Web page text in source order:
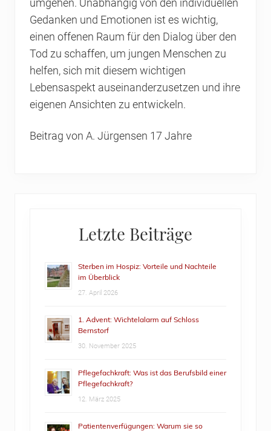
umgehen. Unabhängig von den individuellen
Gedanken und Emotionen ist es wichtig,
einen offenen Raum für den Dialog über den
Tod zu schaffen, um jungen Menschen zu
helfen, sich mit diesem wichtigen
Lebensaspekt auseinanderzusetzen und ihre
eigenen Ansichten zu entwickeln.
Beitrag von A. Jürgensen 17 Jahre
SidebarLetzte Beiträge
Sterben im Hospiz: Vorteile und Nachteile
im Überblick
27. April 2026
1. Advent: Wichtelalarm auf Schloss
Bernstorf
30. November 2025
Pflegefachkraft: Was ist das Berufsbild einer
Pflegefachkraft?
12. März 2025
Patientenverfügungen: Warum sie so